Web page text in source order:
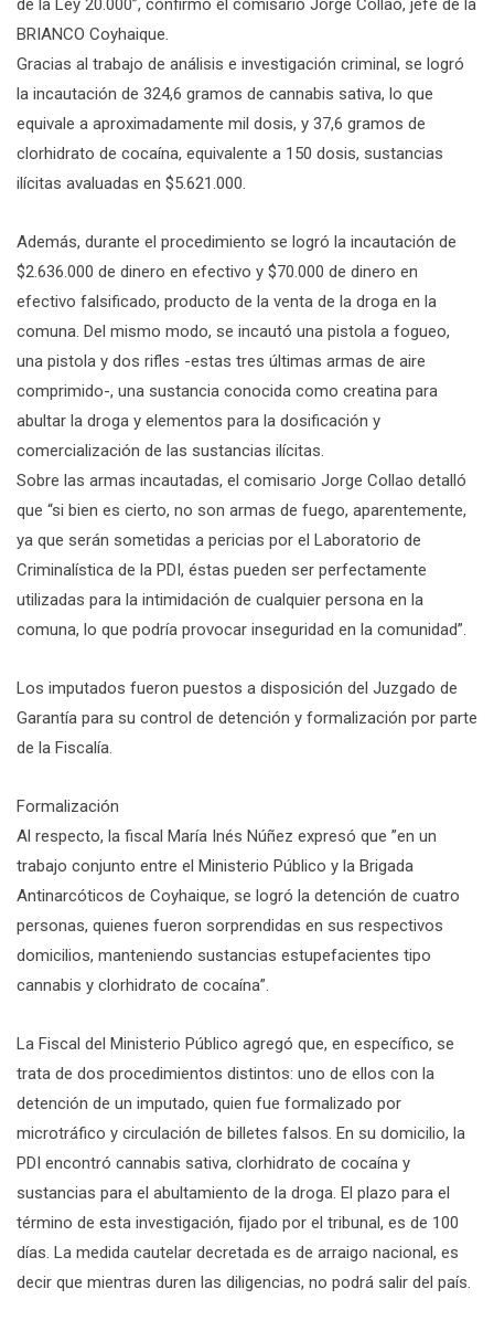
de la Ley 20.000”, confirmó el comisario Jorge Collao, jefe de la
BRIANCO Coyhaique.
Gracias al trabajo de análisis e investigación criminal, se logró
la incautación de 324,6 gramos de cannabis sativa, lo que
equivale a aproximadamente mil dosis, y 37,6 gramos de
clorhidrato de cocaína, equivalente a 150 dosis, sustancias
ilícitas avaluadas en $5.621.000.
Además, durante el procedimiento se logró la incautación de
$2.636.000 de dinero en efectivo y $70.000 de dinero en
efectivo falsificado, producto de la venta de la droga en la
comuna. Del mismo modo, se incautó una pistola a fogueo,
una pistola y dos rifles -estas tres últimas armas de aire
comprimido-, una sustancia conocida como creatina para
abultar la droga y elementos para la dosificación y
comercialización de las sustancias ilícitas.
Sobre las armas incautadas, el comisario Jorge Collao detalló
que “si bien es cierto, no son armas de fuego, aparentemente,
ya que serán sometidas a pericias por el Laboratorio de
Criminalística de la PDI, éstas pueden ser perfectamente
utilizadas para la intimidación de cualquier persona en la
comuna, lo que podría provocar inseguridad en la comunidad”.
Los imputados fueron puestos a disposición del Juzgado de
Garantía para su control de detención y formalización por parte
de la Fiscalía.
Formalización
Al respecto, la fiscal María Inés Núñez expresó que ”en un
trabajo conjunto entre el Ministerio Público y la Brigada
Antinarcóticos de Coyhaique, se logró la detención de cuatro
personas, quienes fueron sorprendidas en sus respectivos
domicilios, manteniendo sustancias estupefacientes tipo
cannabis y clorhidrato de cocaína”.
La Fiscal del Ministerio Público agregó que, en específico, se
trata de dos procedimientos distintos: uno de ellos con la
detención de un imputado, quien fue formalizado por
microtráfico y circulación de billetes falsos. En su domicilio, la
PDI encontró cannabis sativa, clorhidrato de cocaína y
sustancias para el abultamiento de la droga. El plazo para el
término de esta investigación, fijado por el tribunal, es de 100
días. La medida cautelar decretada es de arraigo nacional, es
decir que mientras duren las diligencias, no podrá salir del país.